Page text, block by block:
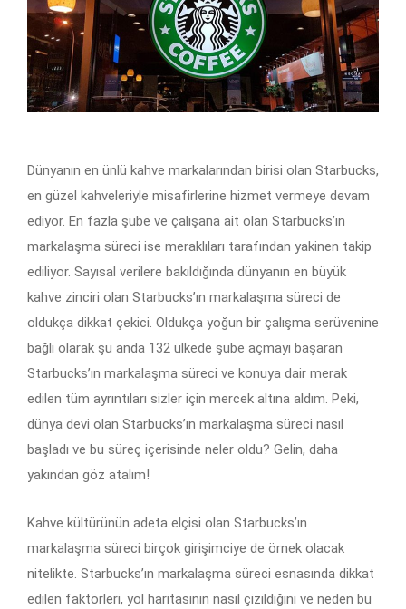
Dünyanın en ünlü kahve markalarından birisi olan Starbucks,
en güzel kahveleriyle misafirlerine hizmet vermeye devam
ediyor. En fazla şube ve çalışana ait olan Starbucks’ın
markalaşma süreci ise meraklıları tarafından yakinen takip
ediliyor. Sayısal verilere bakıldığında dünyanın en büyük
kahve zinciri olan Starbucks’ın markalaşma süreci de
oldukça dikkat çekici. Oldukça yoğun bir çalışma serüvenine
bağlı olarak şu anda 132 ülkede şube açmayı başaran
Starbucks’ın markalaşma süreci ve konuya dair merak
edilen tüm ayrıntıları sizler için mercek altına aldım. Peki,
dünya devi olan Starbucks’ın markalaşma süreci nasıl
başladı ve bu süreç içerisinde neler oldu? Gelin, daha
yakından göz atalım!
Kahve kültürünün adeta elçisi olan Starbucks’ın
markalaşma süreci birçok girişimciye de örnek olacak
nitelikte. Starbucks’ın markalaşma süreci esnasında dikkat
edilen faktörleri, yol haritasının nasıl çizildiğini ve neden bu